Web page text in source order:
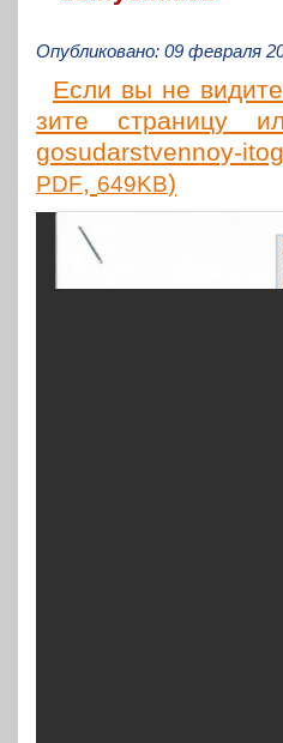
Опубликовано: 09 февраля
Если вы не
зи­те стра­ни­цу
gosudarstvennoy-
PDF, 649KB)